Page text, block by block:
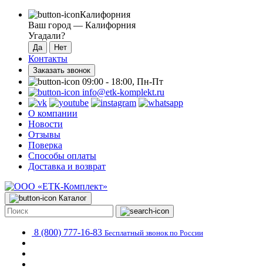
Калифорния
Ваш город — Калифорния
Угадали?
Контакты
Заказать звонок
09:00 - 18:00, Пн-Пт
info@etk-komplekt.ru
О компании
Новости
Отзывы
Поверка
Способы оплаты
Доставка и возврат
Каталог
8 (800) 777-16-83 Бесплатный звонок по России